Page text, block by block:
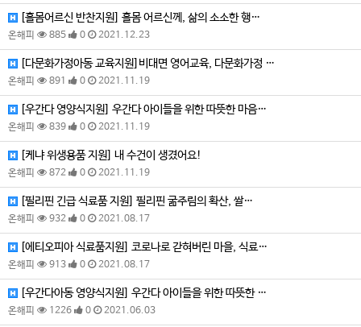
[홀몸어르신 반찬지원] 홀몸 어르신께, 삶의 소소한 행…
온해피 885 0 2021.12.23
[다문화가정아동 교육지원]비대면 영어교육, 다문화가정 …
온해피 891 0 2021.11.19
[우간다 영양식지원] 우간다 아이들을 위한 따뜻한 마음…
온해피 839 0 2021.11.19
[케냐 위생용품 지원] 내 수건이 생겼어요!
온해피 872 0 2021.11.19
[필리핀 긴급 식료품 지원] 필리핀 굶주림의 확산, 쌀…
온해피 932 0 2021.08.17
[에티오피아 식료품지원] 코로나로 갇혀버린 마을, 식료…
온해피 913 0 2021.08.17
[우간다아동 영양식지원] 우간다 아이들을 위한 따뜻한 …
온해피 1226 0 2021.06.03